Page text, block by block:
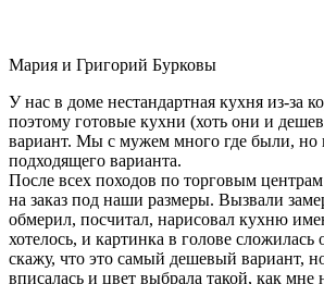
Мария и Григорий Бурковы
У нас в доме нестандартная кухня из-за
поэтому готовые кухни (хоть они и
вариант. Мы с мужем много где были, но
подходящего варианта.
После всех походов по торговым
на заказ под наши размеры. Вызвали
обмерил, посчитал, нарисовал кухню
хотелось, и картинка в голове сложилась
скажу, что это самый дешевый вариант,
вписалась и цвет выбрала такой, как мне